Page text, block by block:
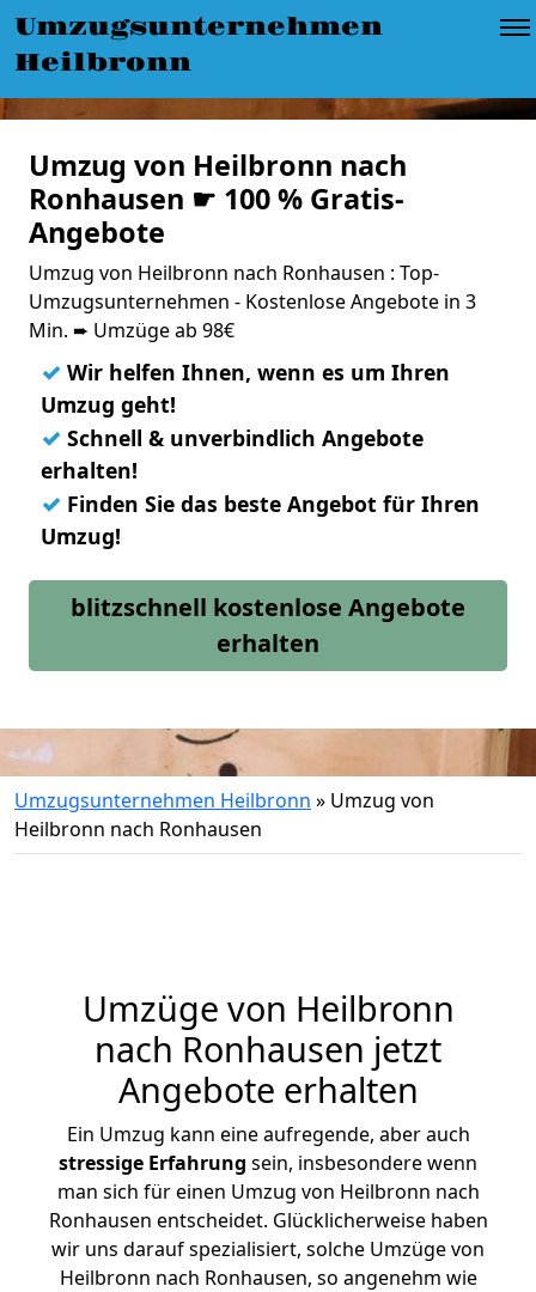
Umzugsunternehmen
Heilbronn
Umzug von Heilbronn nach
Ronhausen ☛ 100 % Gratis-
Angebote
Umzug von Heilbronn nach Ronhausen : Top-
Umzugsunternehmen - Kostenlose Angebote in 3
Min. ➨ Umzüge ab 98€
✓ Wir helfen Ihnen, wenn es um Ihren
Umzug geht!
✓ Schnell & unverbindlich Angebote
erhalten!
✓ Finden Sie das beste Angebot für Ihren
Umzug!
blitzschnell kostenlose Angebote
erhalten
Umzugsunternehmen Heilbronn » Umzug von
Heilbronn nach Ronhausen
Umzüge von Heilbronn
nach Ronhausen jetzt
Angebote erhalten
Ein Umzug kann eine aufregende, aber auch
stressige Erfahrung sein, insbesondere wenn
man sich für einen Umzug von Heilbronn nach
Ronhausen entscheidet. Glücklicherweise haben
wir uns darauf spezialisiert, solche Umzüge von
Heilbronn nach Ronhausen, so angenehm wie